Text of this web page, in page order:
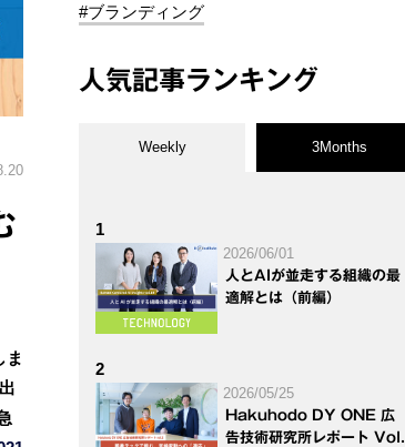
ま
#ブランディング
人気記事ランキング
Weekly 3Months
1
2026/06/01
人とAIが並走する組織の最
適解とは（前編）
2
2026/05/25
Hakuhodo DY ONE 広
告技術研究所レポート Vol.